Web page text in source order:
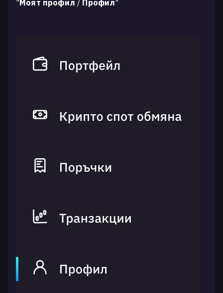
"Моят профил / Профил"